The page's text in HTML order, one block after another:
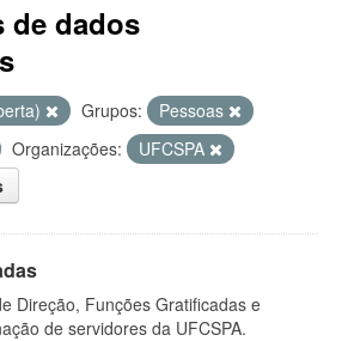
de dados
Grupos:
Pessoas
Organizações:
UFCSPA
Direção, Funções Gratificadas e
de servidores da UFCSPA.